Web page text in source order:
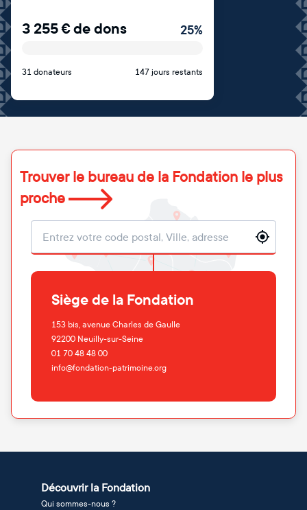
3 255€de dons 25%
31 donateurs 147 jours restants
Trouver le bureau de la Fondation le plus
proche
Localisation
Siège de la Fondation
153 bis, avenue Charles de Gaulle
92200 Neuilly-sur-Seine
01 70 48 48 00
info@fondation-patrimoine.org
Découvrir la Fondation
Qui sommes-nous ?